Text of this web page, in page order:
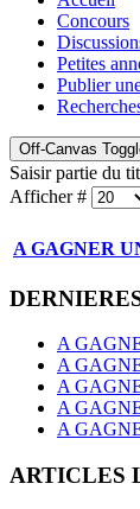
Concours
Petites
Publier
Off-Canvas
Saisir partie du
Afficher #
A GAGNER
A
A
A
A
A
ARTICLES